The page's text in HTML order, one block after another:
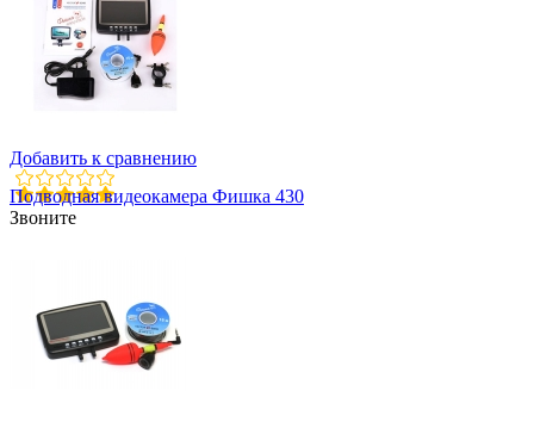
Добавить к сравнению
Подводная видеокамера Фишка 430
Звоните